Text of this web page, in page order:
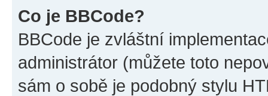
Co je BBCode?
BBCode je zvláštní
administrátor (můžete toto
sám o sobě je podobný stylu